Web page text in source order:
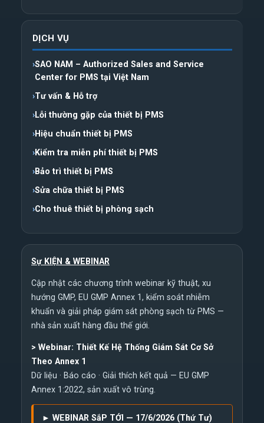
DỊCH VỤ
SAO NAM – Authorized Sales and Service
Center for PMS tại Việt Nam
Tư vấn & Hỗ trợ
Lỗi thường gặp của thiết bị PMS
Hiệu chuẩn thiết bị PMS
Kiểm tra miễn phí thiết bị PMS
Bảo trì thiết bị PMS
Sửa chữa thiết bị PMS
Cho thuê thiết bị phòng sạch
Sự KIỆN & WEBINAR
Cập nhật các chương trình webinar kỹ thuật, xu
hướng GMP, EU GMP Annex 1, kiểm soát nhiễm
khuẩn và giải pháp giám sát phòng sạch từ PMS —
nhà sản xuất hàng đầu thế giới.
> Webinar: Thiết Kế Hệ Thống Giám Sát Cơ Sở
Theo Annex 1
Dữ liệu · Báo cáo · Giải thích kết quả — EU GMP
Annex 1:2022, sản xuất vô trùng.
► WEBINAR SắP TỚI — 17/6/2026 (Thứ Tư)